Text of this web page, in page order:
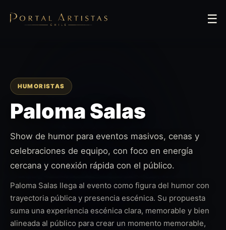
☰
HUMORISTAS
Paloma Salas
Show de humor para eventos masivos, cenas y
celebraciones de equipo, con foco en energía
cercana y conexión rápida con el público.
Paloma Salas llega al evento como figura del humor con
trayectoria pública y presencia escénica. Su propuesta
suma una experiencia escénica clara, memorable y bien
alineada al público para crear un momento memorable,